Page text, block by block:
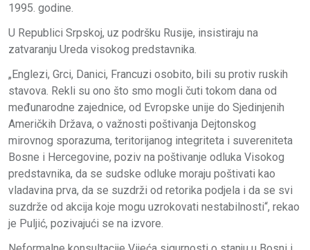
1995. godine.
U Republici Srpskoj, uz podršku Rusije, insistiraju na
zatvaranju Ureda visokog predstavnika.
„Englezi, Grci, Danici, Francuzi osobito, bili su protiv ruskih
stavova. Rekli su ono što smo mogli čuti tokom dana od
međunarodne zajednice, od Evropske unije do Sjedinjenih
Američkih Država, o važnosti poštivanja Dejtonskog
mirovnog sporazuma, teritorijanog integriteta i suvereniteta
Bosne i Hercegovine, poziv na poštivanje odluka Visokog
predstavnika, da se sudske odluke moraju poštivati kao
vladavina prva, da se suzdrži od retorika podjela i da se svi
suzdrže od akcija koje mogu uzrokovati nestabilnosti“, rekao
je Puljić, pozivajući se na izvore.